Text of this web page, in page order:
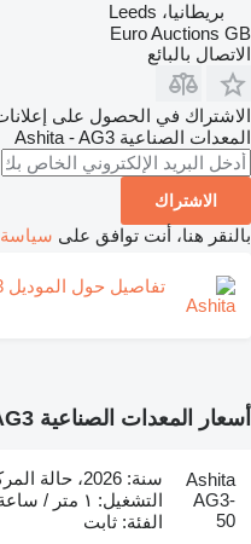
بريطانيا، Leeds
Euro Auctions GB
الاتصال بالبائع
الاشتراك في الحصول على
المعدات الصناعية Ashita - AG3
الاشتراك
بالنقر هنا، أنت توافق على
تفاصيل حول الموديل Ashita AG3
أسعار المعدات الصناعية Ashita AG3
Ashita
AG3-
50
سنة: 2026،
التشغيل: ١
الفئة: ثابت